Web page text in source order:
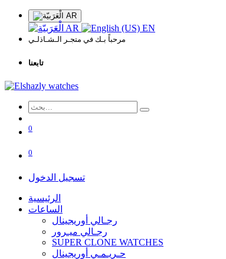
AR
AR EN
مرحباً بـك في متجـر الـشـاذلـي
تابعنا
0
0
تسجيل الدخول
الرئيسية
الساعات
رجـالي أوريجينال
رجـالي ميـرور
SUPER CLONE WATCHES
حـريـمـي أوريجينال